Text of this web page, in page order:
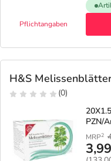
Pflichtangaben
H&S
(0)
PZN/
MRP2